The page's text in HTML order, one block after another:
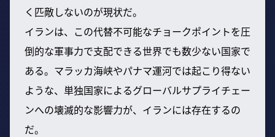
く匹敵しないのが現状だ。
イランは、この代替不可能なチョークポイントを圧
倒的な軍事力で支配できる世界でも数少ない国家で
ある。マラッカ海峡やパナマ運河では起こり得ない
ような、単独国家によるグローバルサプライチェー
ンへの壊滅的な影響力が、イランには存在するの
だ。